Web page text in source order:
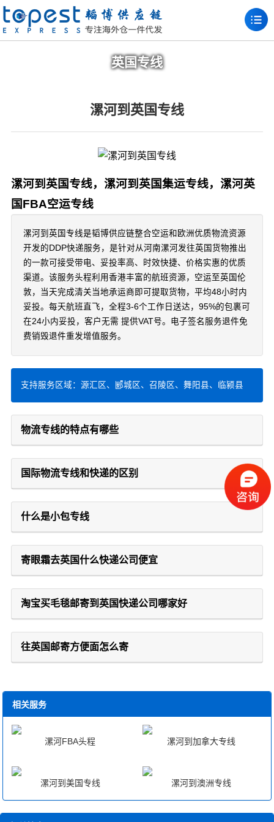
英国专线
漯河到英国专线
漯河到英国专线，漯河到英国集运专线，漯河英
国FBA空运专线
漯河到英国专线是韬博供应链整合空运和欧洲优质物流资源
开发的DDP快递服务，是针对从河南漯河发往英国货物推出
的一款可接受带电、妥投率高、时效快捷、价格实惠的优质
渠道。该服务头程利用香港丰富的航班资源，空运至英国伦
敦，当天完成清关当地承运商即可提取货物，平均48小时内
妥投。每天航班直飞，全程3-6个工作日送达，95%的包裹可
在24小内妥投，客户无需 提供VAT号。电子签名服务退件免
费销毁退件重发增值服务。
支持服务区域：源汇区、郾城区、召陵区、舞阳县、临颍县
物流专线的特点有哪些
国际物流专线和快递的区别
什么是小包专线
寄眼霜去英国什么快递公司便宜
淘宝买毛毯邮寄到英国快递公司哪家好
往英国邮寄方便面怎么寄
相关服务
漯河FBA头程 漯河到加拿大专线
漯河到美国专线 漯河到澳洲专线